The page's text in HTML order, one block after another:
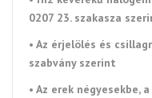
0207 23. szakasza
• Az érjelölés és
szabvány szerint
• Az erek négyesekbe,